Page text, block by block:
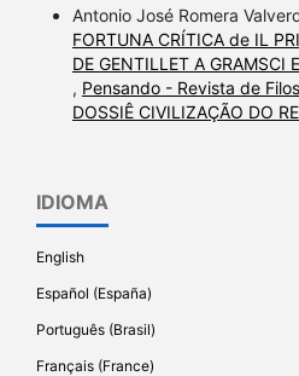
Antonio José Romera
FORTUNA CRÍTICA de IL
DE GENTILLET A GRAMSCI
, Pensando - Revista de
DOSSIÊ CIVILIZAÇÃO DO
IDIOMA
English
Español (España)
Português (Brasil)
Français (France)